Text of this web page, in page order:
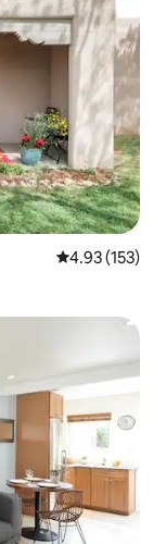
Calificación
4.93 (153)